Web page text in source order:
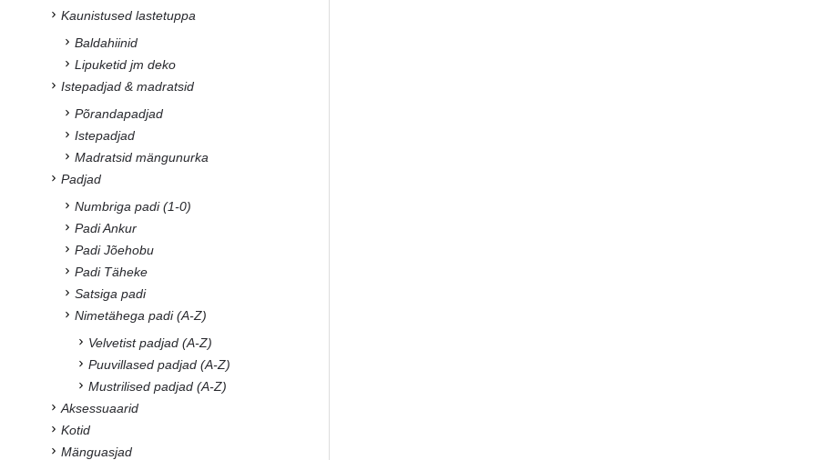
Kaunistused lastetuppa
Baldahiinid
Lipuketid jm deko
Istepadjad & madratsid
Põrandapadjad
Istepadjad
Madratsid mängunurka
Padjad
Numbriga padi (1-0)
Padi Ankur
Padi Jõehobu
Padi Täheke
Satsiga padi
Nimetähega padi (A-Z)
Velvetist padjad (A-Z)
Puuvillased padjad (A-Z)
Mustrilised padjad (A-Z)
Aksessuaarid
Kotid
Mänguasjad